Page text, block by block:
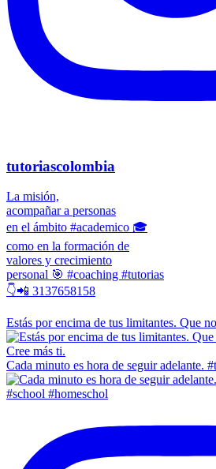
tutoriascolombia
La misión,
acompañar a personas
en el ámbito #academico 🎓
como en la formación de
valores y crecimiento
personal 🎯 #coaching #tutorias
👇📲 3137658158
Estás por encima de tus limitantes. Que
Cada minuto es hora de seguir adelante.